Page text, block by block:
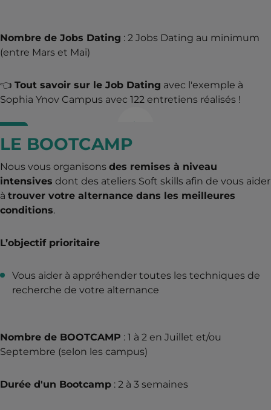
Nombre de Jobs Dating : 2 Jobs Dating au minimum
(entre Mars et Mai)
👈 Tout savoir sur le Job Dating avec l'exemple à
Sophia Ynov Campus avec 122 entretiens réalisés !
LE BOOTCAMP
Nous vous organisons des remises à niveau
intensives dont des ateliers Soft skills afin de vous aider
à trouver votre alternance dans les meilleures
conditions.
L’objectif prioritaire
Vous aider à appréhender toutes les techniques de
recherche de votre alternance
Nombre de BOOTCAMP : 1 à 2 en Juillet et/ou
Septembre (selon les campus)
Durée d'un Bootcamp : 2 à 3 semaines